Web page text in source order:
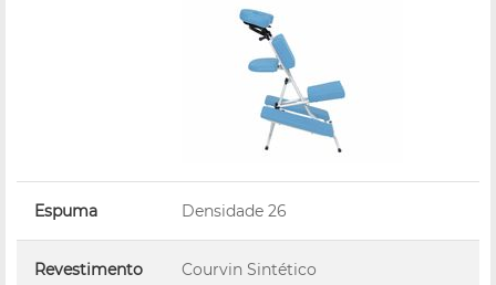
Espuma Densidade 26
Revestimento Courvin Sintético